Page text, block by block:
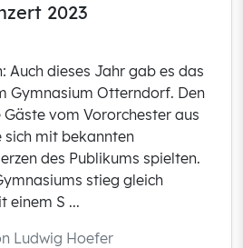
2023
Auch dieses Jahr gab es das
Gymnasium Otterndorf. Den
vom Vororchester aus
sich mit bekannten
des Publikums spielten.
stieg gleich
einem S ...
Ludwig Hoefer